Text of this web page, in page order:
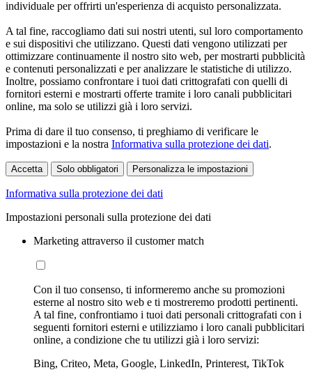
individuale per offrirti un'esperienza di acquisto personalizzata.
A tal fine, raccogliamo dati sui nostri utenti, sul loro comportamento
e sui dispositivi che utilizzano. Questi dati vengono utilizzati per
ottimizzare continuamente il nostro sito web, per mostrarti pubblicità
e contenuti personalizzati e per analizzare le statistiche di utilizzo.
Inoltre, possiamo confrontare i tuoi dati crittografati con quelli di
fornitori esterni e mostrarti offerte tramite i loro canali pubblicitari
online, ma solo se utilizzi già i loro servizi.
Prima di dare il tuo consenso, ti preghiamo di verificare le
impostazioni e la nostra Informativa sulla protezione dei dati.
Accetta Solo obbligatori Personalizza le impostazioni
Informativa sulla protezione dei dati
Impostazioni personali sulla protezione dei dati
Marketing attraverso il customer match
Con il tuo consenso, ti informeremo anche su promozioni
esterne al nostro sito web e ti mostreremo prodotti pertinenti.
A tal fine, confrontiamo i tuoi dati personali crittografati con i
seguenti fornitori esterni e utilizziamo i loro canali pubblicitari
online, a condizione che tu utilizzi già i loro servizi:
Bing, Criteo, Meta, Google, LinkedIn, Printerest, TikTok